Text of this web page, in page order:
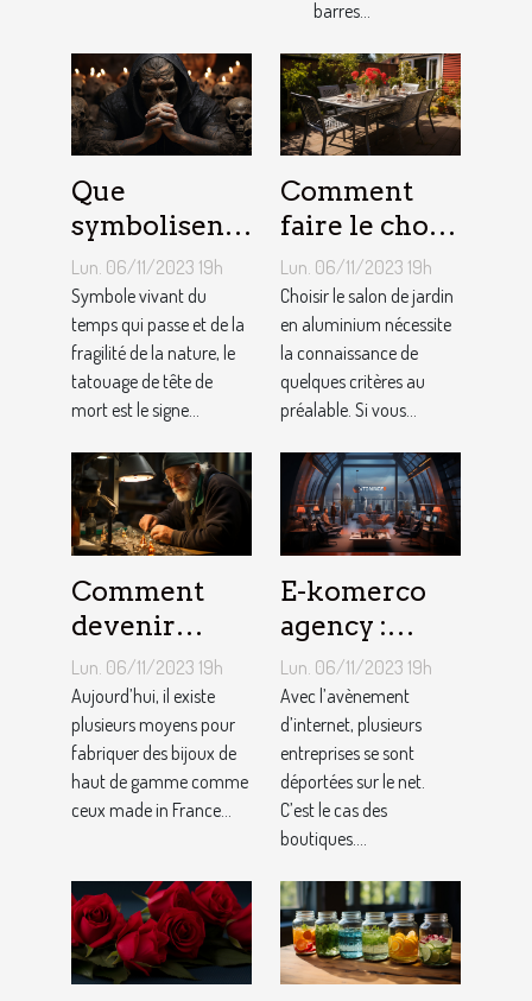
barres...
Que
symbolisent
les Tatouages
Têtes de
Mort ?
Lun. 06/11/2023 19h
Symbole vivant du
temps qui passe et de la
fragilité de la nature, le
tatouage de tête de
mort est le signe...
Comment
faire le choix
d’un salon de
jardin en
aluminium ?
Lun. 06/11/2023 19h
Choisir le salon de jardin
en aluminium nécessite
la connaissance de
quelques critères au
préalable. Si vous...
Comment
devenir
bijoutier-
joaillier ?
Lun. 06/11/2023 19h
Aujourd’hui, il existe
plusieurs moyens pour
fabriquer des bijoux de
haut de gamme comme
ceux made in France...
E-komerco
agency :
qu’est-ce que
c’est ?
Lun. 06/11/2023 19h
Avec l’avènement
d’internet, plusieurs
entreprises se sont
déportées sur le net.
C’est le cas des
boutiques....